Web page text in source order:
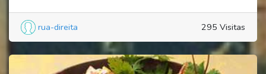
rua-direita 295 Visitas